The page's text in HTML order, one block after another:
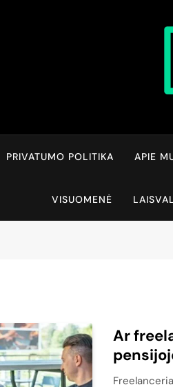
PRIVATUMO POLITIKA APIE
VISUOMENĖ
Ar